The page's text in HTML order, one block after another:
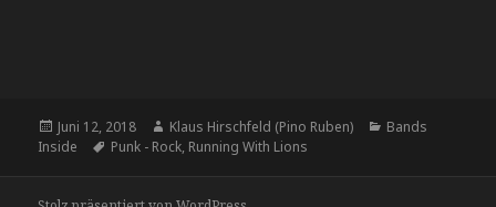
Veröffentlicht
am
Juni 12, 2018 Autor
Klaus Hirschfeld (Pino Ruben) Kategorien
Bands
Inside
Tags
Punk - Rock, Running With Lions